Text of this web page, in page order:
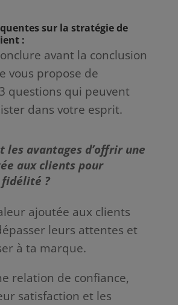
sur la stratégie de
:
avant la conclusion
vous propose de
questions qui peuvent
dans votre esprit.
les avantages d’offrir une
aux clients pour
?
ajoutée aux clients
leurs attentes et
à ta marque.
relation de confiance,
satisfaction et les